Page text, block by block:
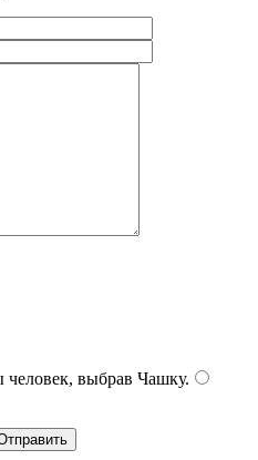
выбрав Чашку.